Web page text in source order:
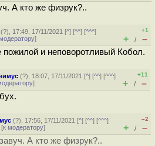
А кто же физрук?..
(?), 17:49, 17/11/2021 [^] [^^] [^^^]
]
+1
+ / –
пожилой и неповоротливый Кобол.
(?), 18:07, 17/11/2021 [^] [^^] [^^^]
]
+11
+ / –
(?), 17:56, 17/11/2021 [^] [^^] [^^^]
к модератору]
–2
+ / –
А кто же физрук?..